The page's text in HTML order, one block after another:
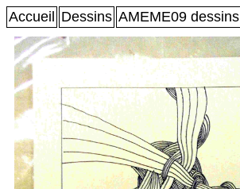
Accueil Dessins AMEME09 dessins